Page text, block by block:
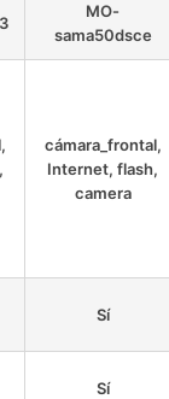
MO-
sama50dsce
cámara_frontal,
Internet, flash,
camera
Sí
Sí